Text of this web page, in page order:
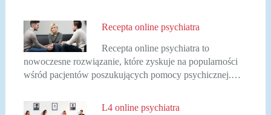
Recepta online psychiatra
Recepta online psychiatra to
nowoczesne rozwiązanie, które zyskuje na popularności
wśród pacjentów poszukujących pomocy psychicznej.…
L4 online psychiatra